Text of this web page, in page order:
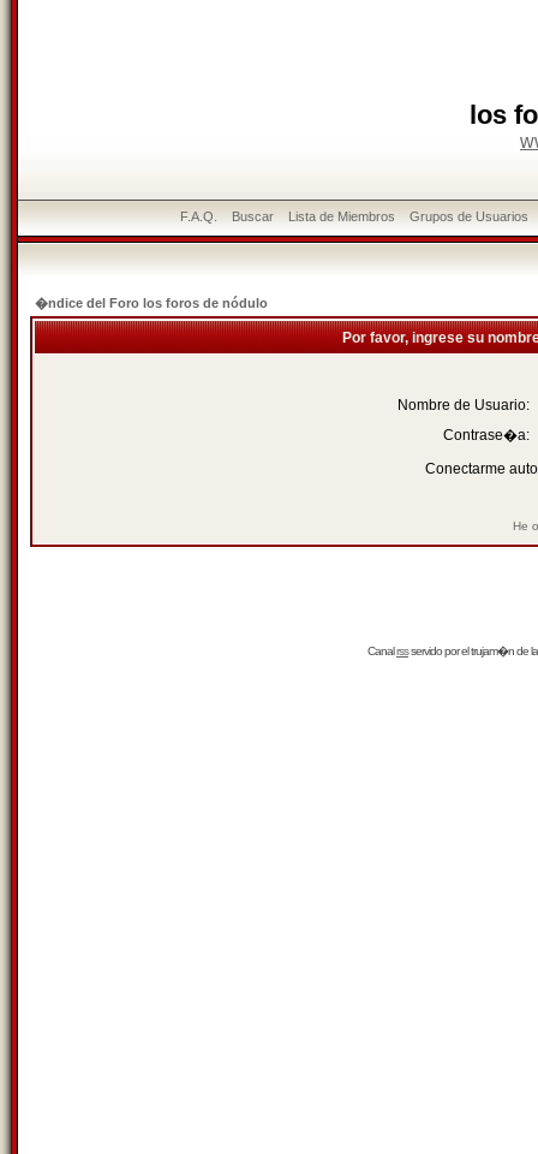
los
F.A.Q. Buscar Lista de Miembros Grupos de Usuarios
�ndice del Foro los foros de nódulo
Por favor, ingrese su
Nombre de Usuario:
Contrase�a:
Conectarme
He
Canalrssservido por eltrujam�nde